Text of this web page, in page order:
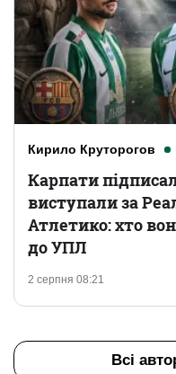
Кирило Круторогов
2 серпня 08:21
Карпати
виступали за
Атлетико: хто
до УПЛ
Всі